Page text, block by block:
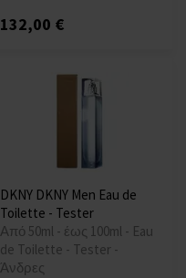
132,00 €
DKNY DKNY Men Eau de
Toilette - Tester
Από 50ml - έως 100ml - Eau
de Toilette - Tester -
Άνδρες